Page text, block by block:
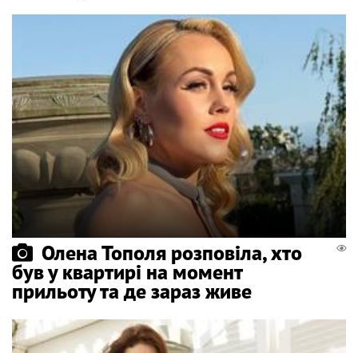
Олена Тополя розповіла, хто
був у квартирі на момент
прильоту та де зараз живе